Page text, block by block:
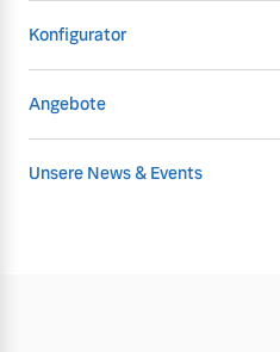
Konfigurator
Angebote
Unsere News & Events